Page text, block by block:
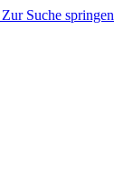
Zur Suche springen